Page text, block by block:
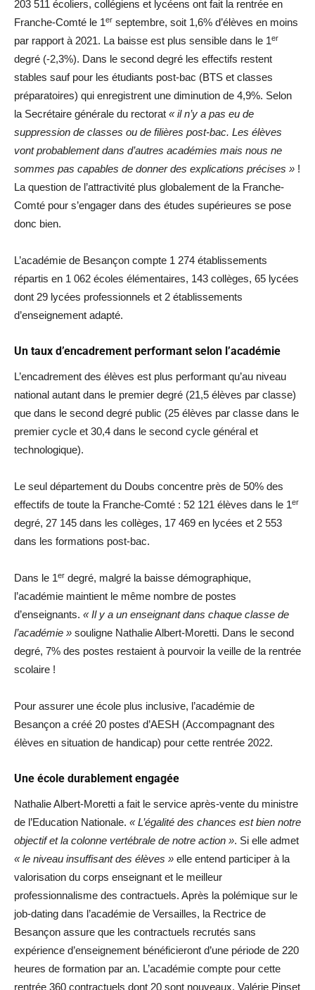
203 511 écoliers, collégiens et lycéens ont fait la rentrée en
Franche-Comté le 1er septembre, soit 1,6% d’élèves en moins
par rapport à 2021. La baisse est plus sensible dans le 1er
degré (-2,3%). Dans le second degré les effectifs restent
stables sauf pour les étudiants post-bac (BTS et classes
préparatoires) qui enregistrent une diminution de 4,9%. Selon
la Secrétaire générale du rectorat « il n’y a pas eu de
suppression de classes ou de filières post-bac. Les élèves
vont probablement dans d’autres académies mais nous ne
sommes pas capables de donner des explications précises » !
La question de l’attractivité plus globalement de la Franche-
Comté pour s’engager dans des études supérieures se pose
donc bien.
L’académie de Besançon compte 1 274 établissements
répartis en 1 062 écoles élémentaires, 143 collèges, 65 lycées
dont 29 lycées professionnels et 2 établissements
d’enseignement adapté.
Un taux d’encadrement performant selon l’académie
L’encadrement des élèves est plus performant qu’au niveau
national autant dans le premier degré (21,5 élèves par classe)
que dans le second degré public (25 élèves par classe dans le
premier cycle et 30,4 dans le second cycle général et
technologique).
Le seul département du Doubs concentre près de 50% des
effectifs de toute la Franche-Comté : 52 121 élèves dans le 1er
degré, 27 145 dans les collèges, 17 469 en lycées et 2 553
dans les formations post-bac.
Dans le 1er degré, malgré la baisse démographique,
l’académie maintient le même nombre de postes
d’enseignants. « Il y a un enseignant dans chaque classe de
l’académie » souligne Nathalie Albert-Moretti. Dans le second
degré, 7% des postes restaient à pourvoir la veille de la rentrée
scolaire !
Pour assurer une école plus inclusive, l’académie de
Besançon a créé 20 postes d’AESH (Accompagnant des
élèves en situation de handicap) pour cette rentrée 2022.
Une école durablement engagée
Nathalie Albert-Moretti a fait le service après-vente du ministre
de l’Education Nationale. « L’égalité des chances est bien notre
objectif et la colonne vertébrale de notre action ». Si elle admet
« le niveau insuffisant des élèves » elle entend participer à la
valorisation du corps enseignant et le meilleur
professionnalisme des contractuels. Après la polémique sur le
job-dating dans l’académie de Versailles, la Rectrice de
Besançon assure que les contractuels recrutés sans
expérience d’enseignement bénéficieront d’une période de 220
heures de formation par an. L’académie compte pour cette
rentrée 360 contractuels dont 20 sont nouveaux. Valérie Pinset